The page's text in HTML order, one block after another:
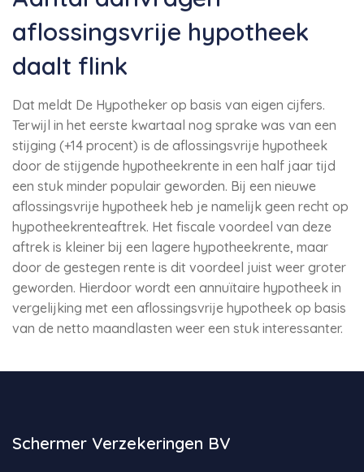
aflossingsvrije hypotheek
daalt flink
Dat meldt De Hypotheker op basis van eigen cijfers.
Terwijl in het eerste kwartaal nog sprake was van een
stijging (+14 procent) is de aflossingsvrije hypotheek
door de stijgende hypotheekrente in een half jaar tijd
een stuk minder populair geworden. Bij een nieuwe
aflossingsvrije hypotheek heb je namelijk geen recht op
hypotheekrenteaftrek. Het fiscale voordeel van deze
aftrek is kleiner bij een lagere hypotheekrente, maar
door de gestegen rente is dit voordeel juist weer groter
geworden. Hierdoor wordt een annuïtaire hypotheek in
vergelijking met een aflossingsvrije hypotheek op basis
van de netto maandlasten weer een stuk interessanter.
Schermer Verzekeringen BV